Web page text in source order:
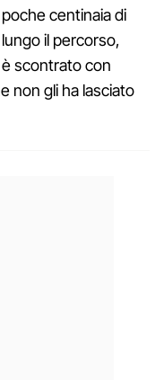
centinaia di
il percorso,
scontrato con
non gli ha lasciato